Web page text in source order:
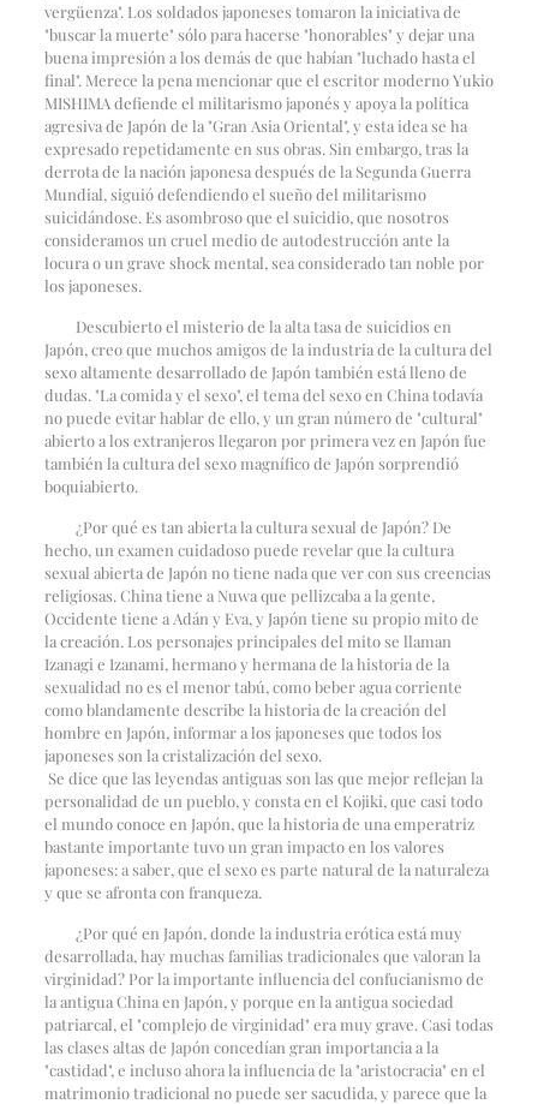
vergüenza". Los soldados japoneses tomaron la iniciativa de
"buscar la muerte" sólo para hacerse "honorables" y dejar una
buena impresión a los demás de que habían "luchado hasta el
final". Merece la pena mencionar que el escritor moderno Yukio
MISHIMA defiende el militarismo japonés y apoya la política
agresiva de Japón de la "Gran Asia Oriental", y esta idea se ha
expresado repetidamente en sus obras. Sin embargo, tras la
derrota de la nación japonesa después de la Segunda Guerra
Mundial, siguió defendiendo el sueño del militarismo
suicidándose. Es asombroso que el suicidio, que nosotros
consideramos un cruel medio de autodestrucción ante la
locura o un grave shock mental, sea considerado tan noble por
los japoneses.
Descubierto el misterio de la alta tasa de suicidios en
Japón, creo que muchos amigos de la industria de la cultura del
sexo altamente desarrollado de Japón también está lleno de
dudas. "La comida y el sexo", el tema del sexo en China todavía
no puede evitar hablar de ello, y un gran número de "cultural"
abierto a los extranjeros llegaron por primera vez en Japón fue
también la cultura del sexo magnífico de Japón sorprendió
boquiabierto.
¿Por qué es tan abierta la cultura sexual de Japón? De
hecho, un examen cuidadoso puede revelar que la cultura
sexual abierta de Japón no tiene nada que ver con sus creencias
religiosas. China tiene a Nuwa que pellizcaba a la gente,
Occidente tiene a Adán y Eva, y Japón tiene su propio mito de
la creación. Los personajes principales del mito se llaman
Izanagi e Izanami, hermano y hermana de la historia de la
sexualidad no es el menor tabú, como beber agua corriente
como blandamente describe la historia de la creación del
hombre en Japón, informar a los japoneses que todos los
japoneses son la cristalización del sexo.
Se dice que las leyendas antiguas son las que mejor reflejan la
personalidad de un pueblo, y consta en el Kojiki, que casi todo
el mundo conoce en Japón, que la historia de una emperatriz
bastante importante tuvo un gran impacto en los valores
japoneses: a saber, que el sexo es parte natural de la naturaleza
y que se afronta con franqueza.
¿Por qué en Japón, donde la industria erótica está muy
desarrollada, hay muchas familias tradicionales que valoran la
virginidad? Por la importante influencia del confucianismo de
la antigua China en Japón, y porque en la antigua sociedad
patriarcal, el "complejo de virginidad" era muy grave. Casi todas
las clases altas de Japón concedían gran importancia a la
"castidad", e incluso ahora la influencia de la "aristocracia" en el
matrimonio tradicional no puede ser sacudida, y parece que la